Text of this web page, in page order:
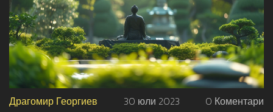
Драгомир Георгиев 30 юли 2023 0 Коментари